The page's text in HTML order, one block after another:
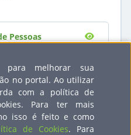
para melhorar sua
no portal. Ao utilizar
com a política de
Para ter mais
isso é feito e como
de Cookies. Para
Pessoas
DOS SANTOS
de estreitar o laço com
de Gestão de
canal direto para
da Pró-Reitora,
seus compromissos.